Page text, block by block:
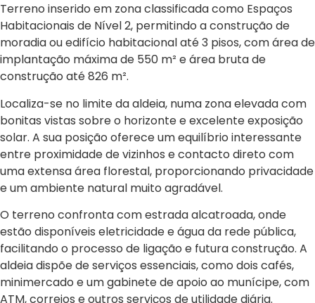
Terreno inserido em zona classificada como Espaços
Habitacionais de Nível 2, permitindo a construção de
moradia ou edifício habitacional até 3 pisos, com área de
implantação máxima de 550 m² e área bruta de
construção até 826 m².
Localiza-se no limite da aldeia, numa zona elevada com
bonitas vistas sobre o horizonte e excelente exposição
solar. A sua posição oferece um equilíbrio interessante
entre proximidade de vizinhos e contacto direto com
uma extensa área florestal, proporcionando privacidade
e um ambiente natural muito agradável.
O terreno confronta com estrada alcatroada, onde
estão disponíveis eletricidade e água da rede pública,
facilitando o processo de ligação e futura construção. A
aldeia dispõe de serviços essenciais, como dois cafés,
minimercado e um gabinete de apoio ao munícipe, com
ATM, correios e outros serviços de utilidade diária.